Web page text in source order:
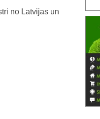
no Latvijas un